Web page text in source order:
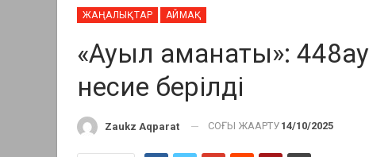
ЖАҢАЛЫҚТАР АЙМАҚ
«Ауыл аманаты»:
несие берілді
Zaukz Aqparat СОҢҒЫ ЖАҢАРТУ 14/10/2025